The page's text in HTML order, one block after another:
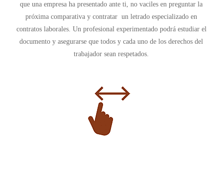
que una empresa ha presentado ante ti, no vaciles en preguntar la
próxima comparativa y contratar un letrado especializado en
contratos laborales. Un profesional experimentado podrá estudiar el
documento y asegurarse que todos y cada uno de los derechos del
trabajador sean respetados.